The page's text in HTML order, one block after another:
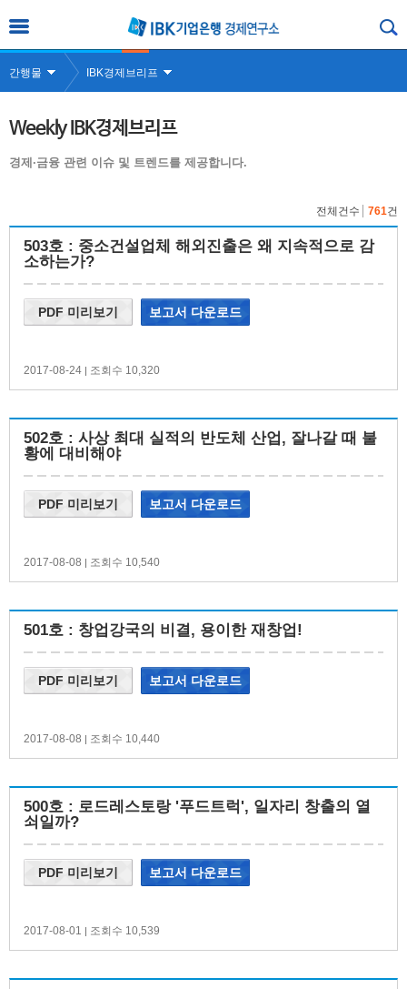
간행물 IBK경제브리프
Weekly IBK경제브리프
경제·금융 관련 이슈 및 트렌드를 제공합니다.
전체건수 761건
503호 : 중소건설업체 해외진출은 왜 지속적으로 감
소하는가?
2017-08-24 | 조회수 10,320
PDF 미리보기 보고서 다운로드
502호 : 사상 최대 실적의 반도체 산업, 잘나갈 때 불
황에 대비해야
2017-08-08 | 조회수 10,540
PDF 미리보기 보고서 다운로드
501호 : 창업강국의 비결, 용이한 재창업!
2017-08-08 | 조회수 10,440
PDF 미리보기 보고서 다운로드
500호 : 로드레스토랑 '푸드트럭', 일자리 창출의 열
쇠일까?
2017-08-01 | 조회수 10,539
PDF 미리보기 보고서 다운로드